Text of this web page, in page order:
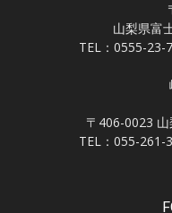
山梨県富
TEL：0555-
〒406-0023
TEL：055-